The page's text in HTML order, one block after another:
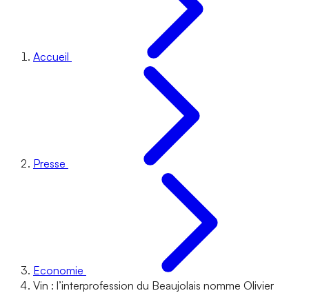
Accueil
Presse
Economie
Vin : l’interprofession du Beaujolais nomme Olivier